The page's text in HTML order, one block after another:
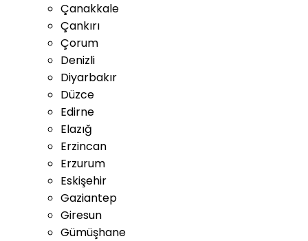
Çanakkale
Çankırı
Çorum
Denizli
Diyarbakır
Düzce
Edirne
Elazığ
Erzincan
Erzurum
Eskişehir
Gaziantep
Giresun
Gümüşhane